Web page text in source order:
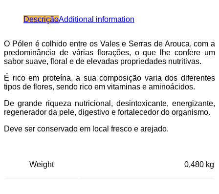
DescriçãoAdditional information
O Pólen é colhido entre os Vales e Serras de Arouca, com a
predominância de várias florações, o que lhe confere um
sabor suave, floral e de elevadas propriedades nutritivas.
É rico em proteína, a sua composição varia dos diferentes
tipos de flores, sendo rico em vitaminas e aminoácidos.
De grande riqueza nutricional, desintoxicante, energizante,
regenerador da pele, digestivo e fortalecedor do organismo.
Deve ser conservado em local fresco e arejado.
Weight 0,480 kg